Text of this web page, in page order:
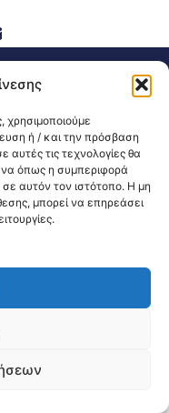
χρησιμοποιούμε
ή / και την πρόσβαση
τις τεχνολογίες θα
όπως η συμπεριφορά
αυτόν τον ιστότοπο. Η μη
μπορεί να επηρεάσει
reserved
2311 226 200
1595218